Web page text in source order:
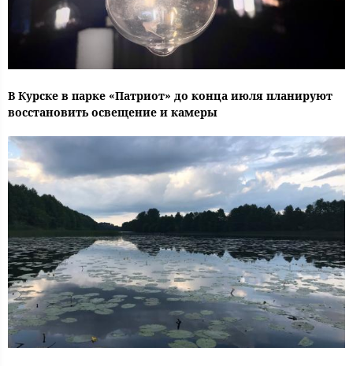
В Курске в парке «Патриот» до конца июля планируют
восстановить освещение и камеры